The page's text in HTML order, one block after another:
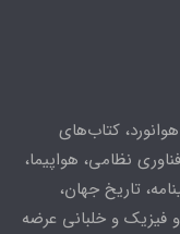
کتاب‌های
نظامی، هواپیما،
تاریخ جهان،
و فیزیک و خلبانی عرضه